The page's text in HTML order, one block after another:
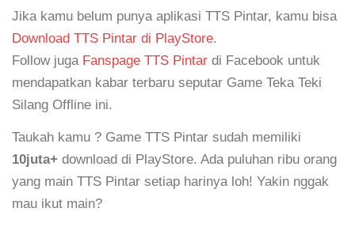
Jika kamu belum punya aplikasi TTS Pintar, kamu bisa
Download TTS Pintar di PlayStore.
Follow juga Fanspage TTS Pintar di Facebook untuk
mendapatkan kabar terbaru seputar Game Teka Teki
Silang Offline ini.
Taukah kamu ? Game TTS Pintar sudah memiliki
10juta+ download di PlayStore. Ada puluhan ribu orang
yang main TTS Pintar setiap harinya loh! Yakin nggak
mau ikut main?